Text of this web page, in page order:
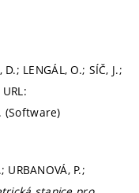
D.; LENGÁL, O.; SÍČ, J.;
(Software)
URBANOVÁ, P.;